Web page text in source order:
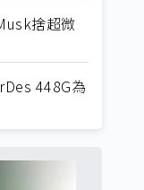
捨超微
448G為